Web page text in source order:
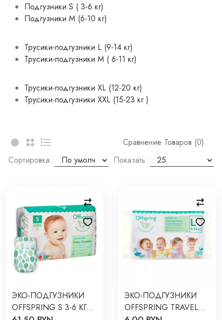
Подгузники S ( 3-6 кг)
Подгузники М (6-10 кг)
Трусики-подгузники L (9-14 кг)
Трусики-подгузники M ( 6-11 кг)
Трусики-подгузники XL (12-20 кг)
Трусики-подгузники XXL (15-23 кг )
Сравнение Товаров (0)
Сортировка:
Показать:
ЭКО-ПОДГУЗНИКИ
OFFSPRING S 3-6 КГ
ЭКО-ПОДГУЗНИКИ
OFFSPRING TRAVEL